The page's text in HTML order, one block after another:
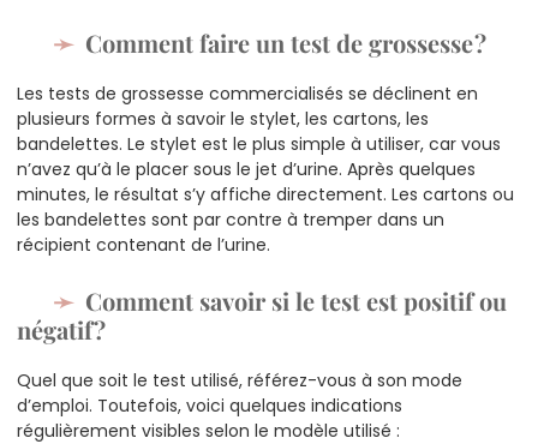
Comment faire un test de grossesse ?
Les tests de grossesse commercialisés se déclinent en
plusieurs formes à savoir le stylet, les cartons, les
bandelettes. Le stylet est le plus simple à utiliser, car vous
n’avez qu’à le placer sous le jet d’urine. Après quelques
minutes, le résultat s’y affiche directement. Les cartons ou
les bandelettes sont par contre à tremper dans un
récipient contenant de l’urine.
Comment savoir si le test est positif ou
négatif ?
Quel que soit le test utilisé, référez-vous à son mode
d’emploi. Toutefois, voici quelques indications
régulièrement visibles selon le modèle utilisé :